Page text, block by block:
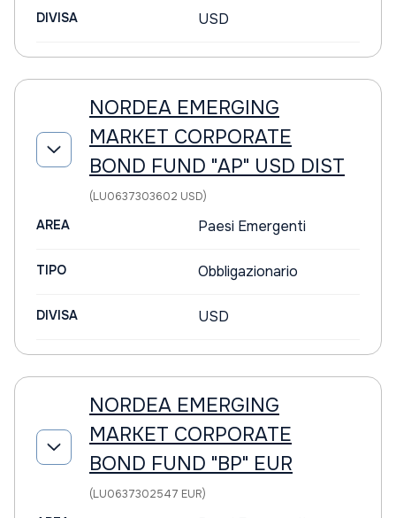
DIVISA USD
NORDEA EMERGING
MARKET CORPORATE
BOND FUND "AP" USD DIST
(LU0637303602 USD)
AREA Paesi Emergenti
TIPO Obbligazionario
DIVISA USD
NORDEA EMERGING
MARKET CORPORATE
BOND FUND "BP" EUR
(LU0637302547 EUR)